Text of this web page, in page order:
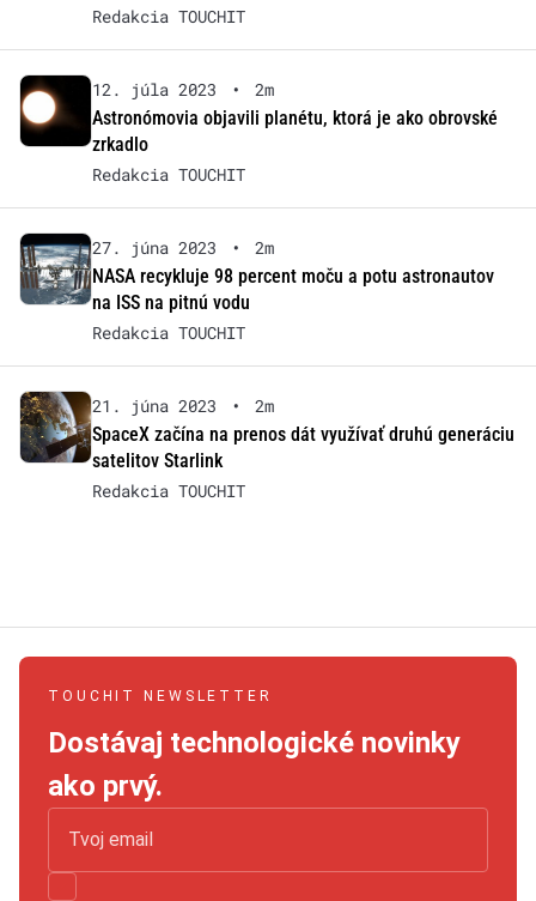
Redakcia TOUCHIT
12. júla 2023 •
2m
Astronómovia objavili planétu, ktorá je ako obrovské
zrkadlo
Redakcia TOUCHIT
27. júna 2023 •
2m
NASA recykluje 98 percent moču a potu astronautov
na ISS na pitnú vodu
Redakcia TOUCHIT
21. júna 2023 •
2m
SpaceX začína na prenos dát využívať druhú generáciu
satelitov Starlink
Redakcia TOUCHIT
TOUCHIT NEWSLETTER
Dostávaj technologické novinky
ako prvý.